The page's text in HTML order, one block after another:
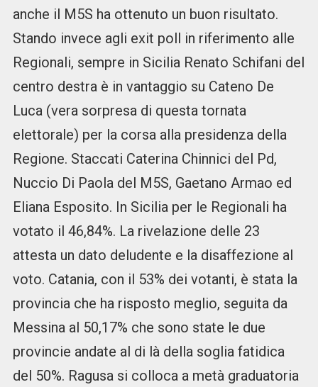
anche il M5S ha ottenuto un buon risultato.
Stando invece agli exit poll in riferimento alle
Regionali, sempre in Sicilia Renato Schifani del
centro destra è in vantaggio su Cateno De
Luca (vera sorpresa di questa tornata
elettorale) per la corsa alla presidenza della
Regione. Staccati Caterina Chinnici del Pd,
Nuccio Di Paola del M5S, Gaetano Armao ed
Eliana Esposito. In Sicilia per le Regionali ha
votato il 46,84%. La rivelazione delle 23
attesta un dato deludente e la disaffezione al
voto. Catania, con il 53% dei votanti, è stata la
provincia che ha risposto meglio, seguita da
Messina al 50,17% che sono state le due
provincie andate al di là della soglia fatidica
del 50%. Ragusa si colloca a metà graduatoria